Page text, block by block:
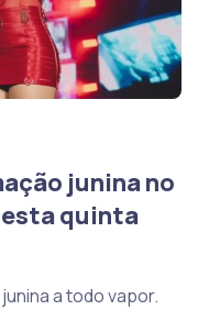
junina no
quinta
a todo vapor.